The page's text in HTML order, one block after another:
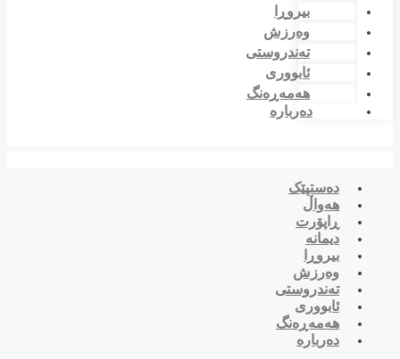
بیروڕا
وەرزش
تەندروستی
ئابووری
هەمەڕەنگ
دەربارە
دەستپێک
هەواڵ
ڕاپۆرت
دیمانە
بیروڕا
وەرزش
تەندروستی
ئابووری
هەمەڕەنگ
دەربارە